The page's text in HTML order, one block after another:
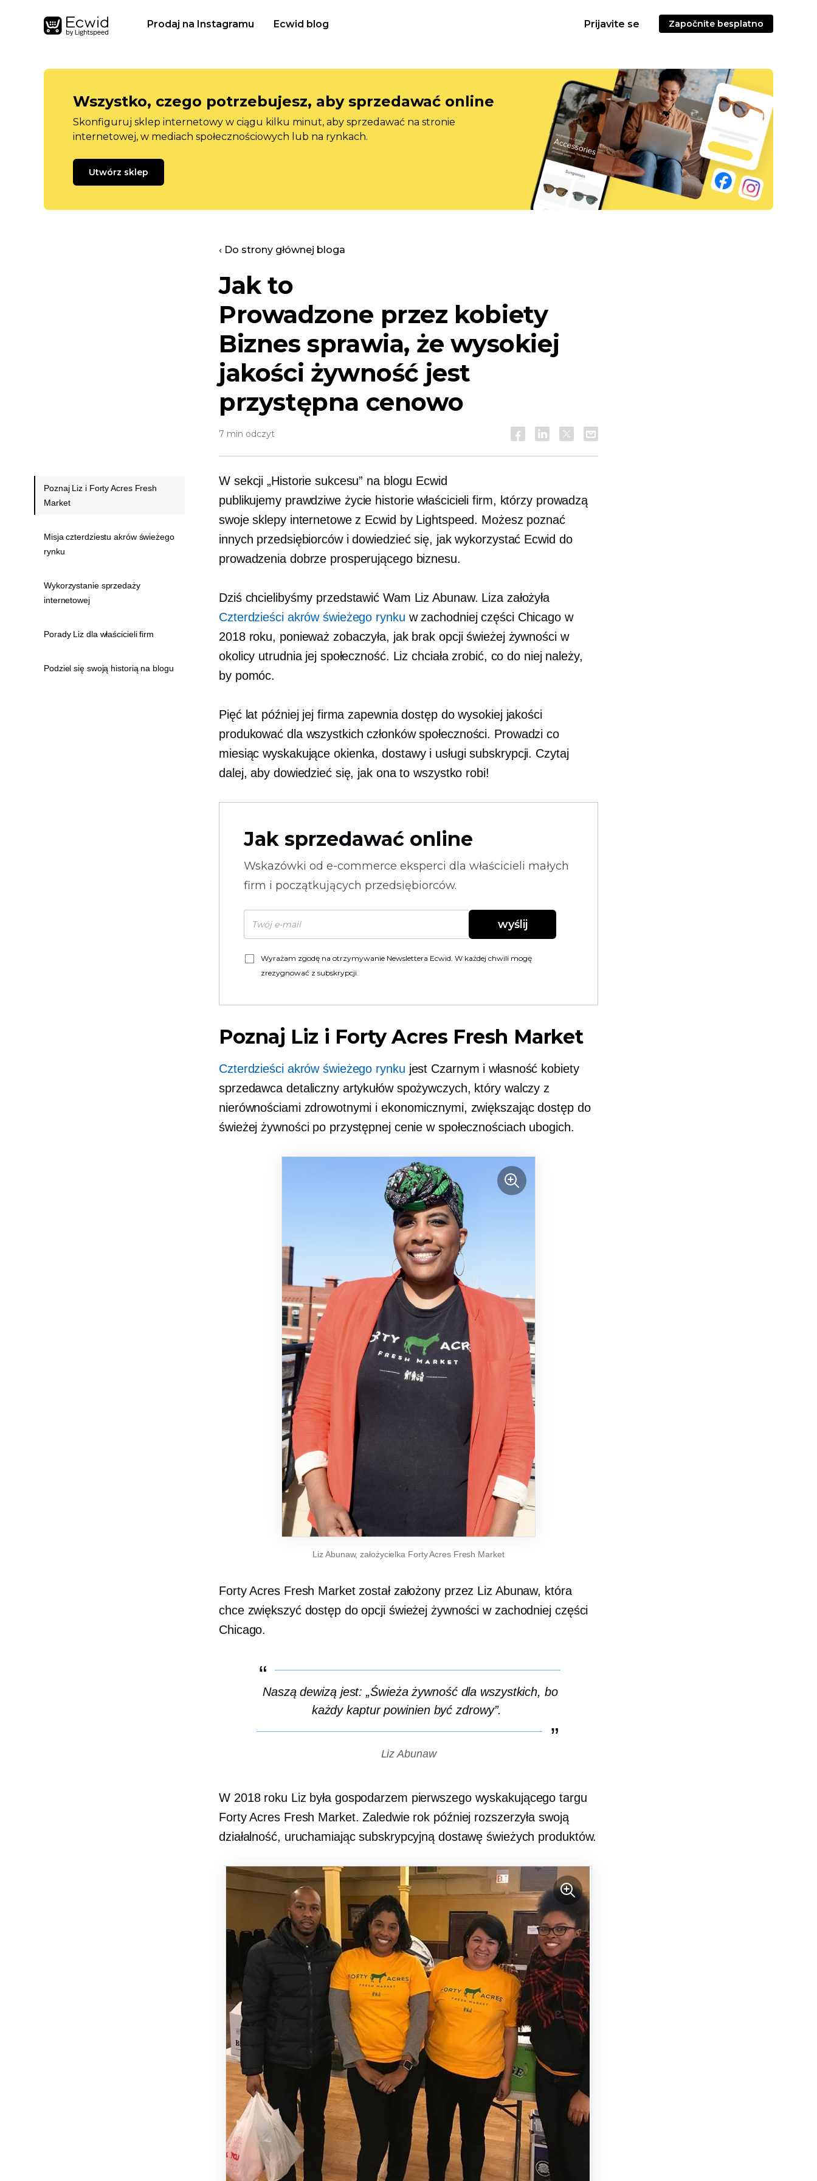
Prodaj na Instagramu Ecwid blog Prijavite se Započnite besplatno
Wszystko, czego potrzebujesz, aby sprzedawać online
Skonfiguruj sklep internetowy w ciągu kilku minut, aby sprzedawać na stronie
internetowej, w mediach społecznościowych lub na rynkach.
Utwórz sklep
‹ Do strony głównej bloga
Jak to
Prowadzone przez kobiety
Biznes sprawia, że ​​wysokiej
jakości żywność jest
przystępna cenowo
7 min odczyt
W sekcji „Historie sukcesu” na blogu Ecwid
publikujemy prawdziwe życie historie właścicieli firm, którzy prowadzą
swoje sklepy internetowe z Ecwid by Lightspeed. Możesz poznać
innych przedsiębiorców i dowiedzieć się, jak wykorzystać Ecwid do
prowadzenia dobrze prosperującego biznesu.
Dziś chcielibyśmy przedstawić Wam Liz Abunaw. Liza założyła
Czterdzieści akrów świeżego rynku w zachodniej części Chicago w
2018 roku, ponieważ zobaczyła, jak brak opcji świeżej żywności w
okolicy utrudnia jej społeczność. Liz chciała zrobić, co do niej należy,
by pomóc.
Pięć lat później jej firma zapewnia dostęp dowysokiej jakości
produkować dla wszystkich członków społeczności. Prowadzi co
miesiącwyskakujące okienka, dostawy i usługi subskrypcji. Czytaj
dalej, aby dowiedzieć się, jak ona to wszystko robi!
Jak sprzedawać online
Wskazówki od e-commerce eksperci dla właścicieli małych
firm i początkujących przedsiębiorców.
wyślij
Wyrażam zgodę na otrzymywanie Newslettera Ecwid. W każdej chwili mogę
zrezygnować z subskrypcji.
Poznaj Liz i Forty Acres Fresh Market
Czterdzieści akrów świeżego rynku jest Czarnym iwłasność kobiety
sprzedawca detaliczny artykułów spożywczych, który walczy z
nierównościami zdrowotnymi i ekonomicznymi, zwiększając dostęp do
świeżej żywności po przystępnej cenie w społecznościach ubogich.
Liz Abunaw, założycielka Forty Acres Fresh Market
Forty Acres Fresh Market został założony przez Liz Abunaw, która
chce zwiększyć dostęp do opcji świeżej żywności w zachodniej części
Chicago.
Naszą dewizą jest: „Świeża żywność dla wszystkich, bo
każdy kaptur powinien być zdrowy”.
Liz Abunaw
W 2018 roku Liz była gospodarzem pierwszego wyskakującego targu
Forty Acres Fresh Market. Zaledwie rok później rozszerzyła swoją
działalność, uruchamiając subskrypcyjną dostawę świeżych produktów.
Poznaj Liz i Forty Acres Fresh
Market
Misja czterdziestu akrów świeżego
rynku
Wykorzystanie sprzedaży
internetowej
Porady Liz dla właścicieli firm
Podziel się swoją historią na blogu